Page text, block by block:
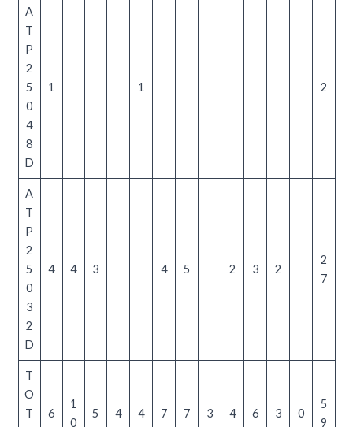
A
T
P
2
5
0
4
8
D
1 1 2
A
T
P
2
5
0
3
2
D
4 4 3 4 5 2 3 2
2
7
T
O
T
6
1
0
5 4 4 7 7 3 4 6 3 0
5
9